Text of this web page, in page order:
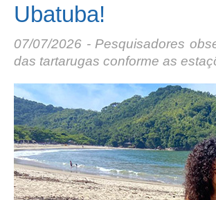
Ubatuba!
07/07/2026 - Pesquisadores
das tartarugas conforme as